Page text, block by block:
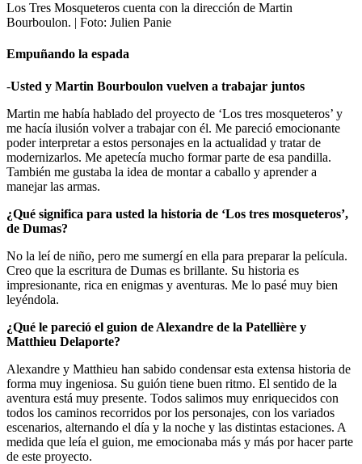
Los Tres Mosqueteros cuenta con la dirección de Martin
Bourboulon. | Foto: Julien Panie
Empuñando la espada
-Usted y Martin Bourboulon vuelven a trabajar juntos
Martin me había hablado del proyecto de ‘Los tres mosqueteros’ y
me hacía ilusión volver a trabajar con él. Me pareció emocionante
poder interpretar a estos personajes en la actualidad y tratar de
modernizarlos. Me apetecía mucho formar parte de esa pandilla.
También me gustaba la idea de montar a caballo y aprender a
manejar las armas.
¿Qué significa para usted la historia de ‘Los tres mosqueteros’,
de Dumas?
No la leí de niño, pero me sumergí en ella para preparar la película.
Creo que la escritura de Dumas es brillante. Su historia es
impresionante, rica en enigmas y aventuras. Me lo pasé muy bien
leyéndola.
¿Qué le pareció el guion de Alexandre de la Patellière y
Matthieu Delaporte?
Alexandre y Matthieu han sabido condensar esta extensa historia de
forma muy ingeniosa. Su guión tiene buen ritmo. El sentido de la
aventura está muy presente. Todos salimos muy enriquecidos con
todos los caminos recorridos por los personajes, con los variados
escenarios, alternando el día y la noche y las distintas estaciones. A
medida que leía el guion, me emocionaba más y más por hacer parte
de este proyecto.